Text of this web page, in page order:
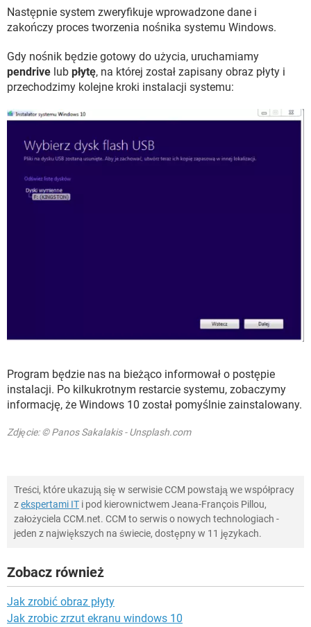
Następnie system zweryfikuje wprowadzone dane i
zakończy proces tworzenia nośnika systemu Windows.
Gdy nośnik będzie gotowy do użycia, uruchamiamy
pendrive lub płytę, na której został zapisany obraz płyty i
przechodzimy kolejne kroki instalacji systemu:
Program będzie nas na bieżąco informował o postępie
instalacji. Po kilkukrotnym restarcie systemu, zobaczymy
informację, że Windows 10 został pomyślnie zainstalowany.
Zdjęcie: © Panos Sakalakis - Unsplash.com
Treści, które ukazują się w serwisie CCM powstają we współpracy
zekspertami IT i pod kierownictwem Jeana-François Pillou,
założyciela CCM.net. CCM to serwis o nowych technologiach -
jeden z największych na świecie, dostępny w 11 językach.
Zobacz również
Jak zrobić obraz płyty
Jak zrobic zrzut ekranu windows 10